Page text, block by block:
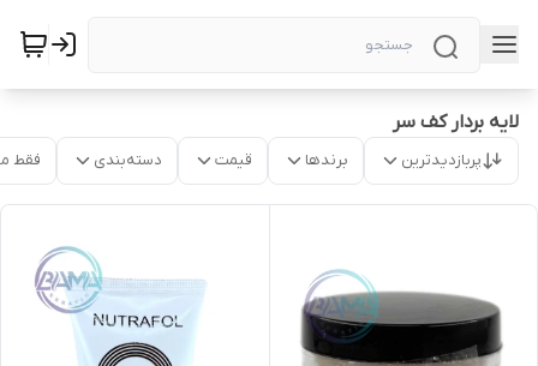
لایه بردار کف سر
پربازدیدترین برندها قیمت دسته‌بندی فقط